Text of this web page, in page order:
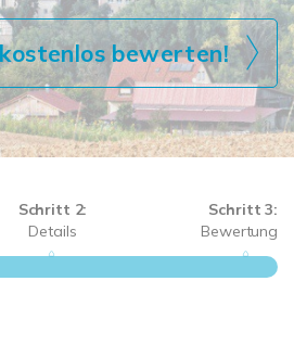
bewerten!
Schritt 2:
Details
Schritt 3:
Bewertung